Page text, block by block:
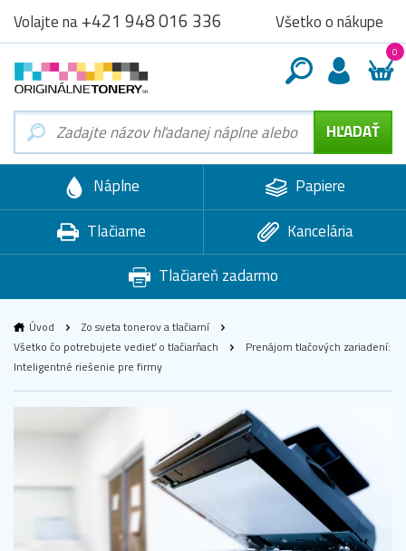
Volajte na+421 948 016 336 Všetko o nákupe
0
Náplne
Papiere
Tlačiarne
Kancelária
Tlačiareň zadarmo
Úvod
Zo sveta tonerov a tlačiarní
Všetko čo potrebujete vedieť o tlačiarňach
Prenájom tlačových zariadení:
Inteligentné riešenie pre firmy